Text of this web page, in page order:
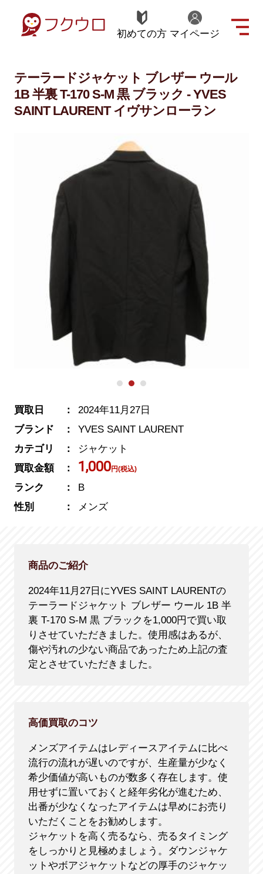
初めての方 マイページ
テーラードジャケット ブレザー ウール
1B 半裏 T-170 S-M 黒 ブラック - YVES
SAINT LAURENT イヴサンローラン
買取日
2024年11月27日
ブランド
YVES SAINT LAURENT
カテゴリ
ジャケット
買取金額
1,000円(税込)
ランク
B
性別
メンズ
商品のご紹介
2024年11月27日にYVES SAINT LAURENTの
テーラードジャケット ブレザー ウール 1B 半
裏 T-170 S-M 黒 ブラックを1,000円で買い取
りさせていただきました。使用感はあるが、
傷や汚れの少ない商品であったため上記の査
定とさせていただきました。
高価買取のコツ
メンズアイテムはレディースアイテムに比べ
流行の流れが遅いのですが、生産量が少なく
希少価値が高いものが数多く存在します。使
用せずに置いておくと経年劣化が進むため、
出番が少なくなったアイテムは早めにお売り
いただくことをお勧めします。
ジャケットを高く売るなら、売るタイミング
をしっかりと見極めましょう。ダウンジャケ
ットやボアジャケットなどの厚手のジャケッ